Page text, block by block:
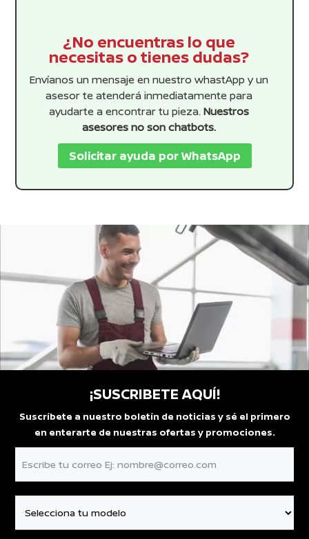
¿No encuentras lo que
necesitas o tienes dudas?
Envíanos un mensaje en nuestro whastApp y un
asesor te atenderá inmediatamente para
ayudarte a encontrar tu pieza. Nuestros
asesores no son chatbots.
Solicitar ayuda por WhatsApp
¡SUSCRIBETE AQUÍ!
Suscríbete a nuestro boletín de noticias y sé el primero
en enterarte de nuestras ofertas y promociones.